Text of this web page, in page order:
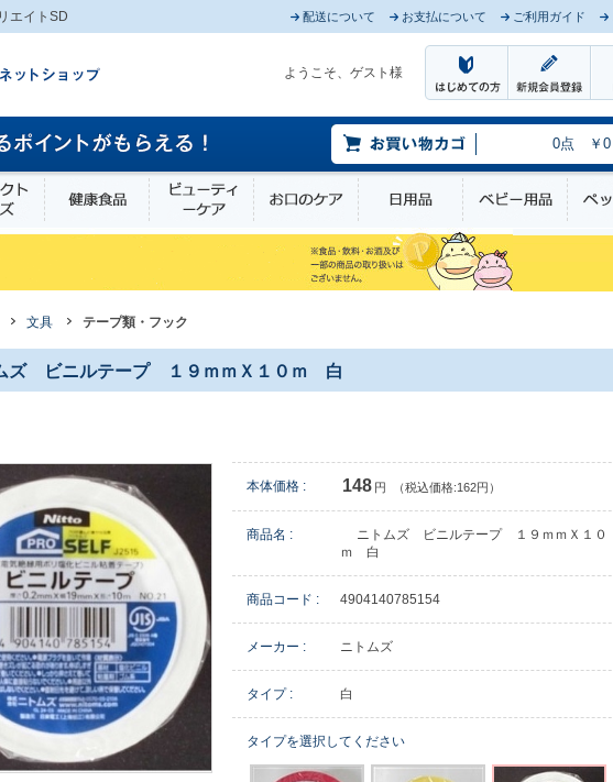
エイトSD 配送について お支払について ご利用ガイド
ようこそ、ゲスト様
0点 ￥0
品 コンタクトレンズ健康食品 ビューティーケアお口のケア 日用品 ベビー
文具 テープ類・フック
ズ ビニルテープ １９ｍｍＸ１０ｍ 白
本体価格 : 148 円 （税込価格:162円）
商品名 :
ニトムズ ビニルテープ １９ｍｍＸ１０
ｍ 白
商品コード : 4904140785154
メーカー : ニトムズ
タイプ : 白
タイプを選択してください